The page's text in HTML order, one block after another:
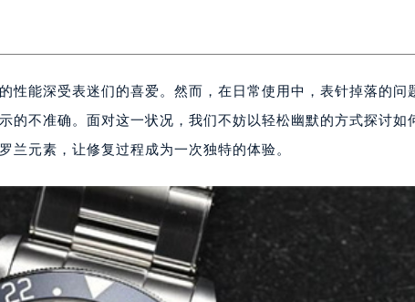
性能深受表迷们的喜爱。然而，在日常使用中，表针掉落的问
的不准确。面对这一状况，我们不妨以轻松幽默的方式探讨如
兰元素，让修复过程成为一次独特的体验。